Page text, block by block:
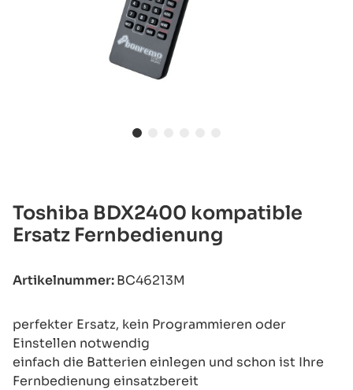
Toshiba BDX2400 kompatible
Ersatz Fernbedienung
Artikelnummer:BC46213M
perfekter Ersatz, kein Programmieren oder
Einstellen notwendig
einfach die Batterien einlegen und schon ist Ihre
Fernbedienung einsatzbereit